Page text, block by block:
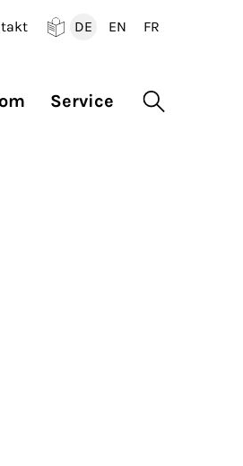
DE
EN
FR
Service Suche